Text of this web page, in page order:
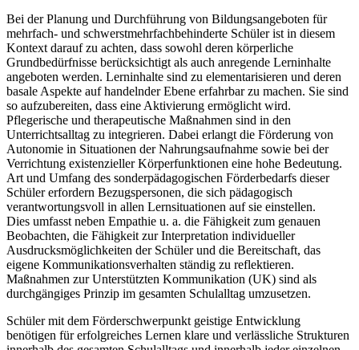
Bei der Planung und Durchführung von Bildungsangeboten für
mehrfach- und schwerstmehrfachbehinderte Schüler ist in diesem
Kontext darauf zu achten, dass sowohl deren körperliche
Grundbedürfnisse berücksichtigt als auch anregende Lerninhalte
angeboten werden. Lerninhalte sind zu elementarisieren und deren
basale Aspekte auf handelnder Ebene erfahrbar zu machen. Sie sind
so aufzubereiten, dass eine Aktivierung ermöglicht wird.
Pflegerische und therapeutische Maßnahmen sind in den
Unterrichtsalltag zu integrieren. Dabei erlangt die Förderung von
Autonomie in Situationen der Nahrungsaufnahme sowie bei der
Verrichtung existenzieller Körperfunktionen eine hohe Bedeutung.
Art und Umfang des sonderpädagogischen Förderbedarfs dieser
Schüler erfordern Bezugspersonen, die sich pädagogisch
verantwortungsvoll in allen Lernsituationen auf sie einstellen.
Dies umfasst neben Empathie u. a. die Fähigkeit zum genauen
Beobachten, die Fähigkeit zur Interpretation individueller
Ausdrucksmöglichkeiten der Schüler und die Bereitschaft, das
eigene Kommunikationsverhalten ständig zu reflektieren.
Maßnahmen zur Unterstützten Kommunikation (UK) sind als
durchgängiges Prinzip im gesamten Schulalltag umzusetzen.
Schüler mit dem Förderschwerpunkt geistige Entwicklung
benötigen für erfolgreiches Lernen klare und verlässliche Strukturen